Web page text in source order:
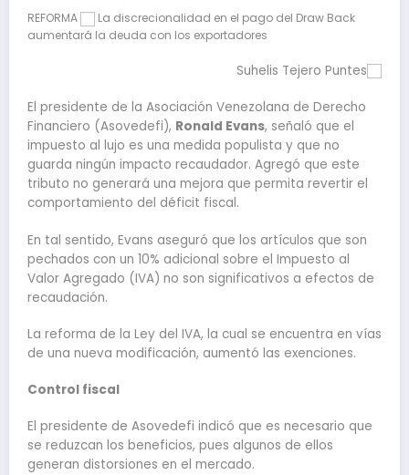
REFORMA
La discrecionalidad en el pago del Draw Back
aumentará la deuda con los exportadores
Suhelis Tejero Puntes
El presidente de la Asociación Venezolana de Derecho
Financiero (Asovedefi), Ronald Evans, señaló que el
impuesto al lujo es una medida populista y que no
guarda ningún impacto recaudador. Agregó que este
tributo no generará una mejora que permita revertir el
comportamiento del déficit fiscal.
En tal sentido, Evans aseguró que los artículos que son
pechados con un 10% adicional sobre el Impuesto al
Valor Agregado (IVA) no son significativos a efectos de
recaudación.
La reforma de la Ley del IVA, la cual se encuentra en vías
de una nueva modificación, aumentó las exenciones.
Control fiscal
El presidente de Asovedefi indicó que es necesario que
se reduzcan los beneficios, pues algunos de ellos
generan distorsiones en el mercado.